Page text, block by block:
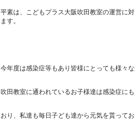
平素は、こどもプラス大阪吹田教室の運営に
ます。
今年度は感染症等もあり皆様にとっても様々
吹田教室に通われているお子様達は感染症に
おり、私達も毎日子ども達から元気を貰ってお